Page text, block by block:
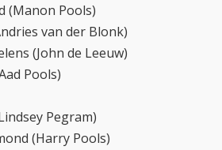
(Manon Pools)
van der Blonk)
(John de Leeuw)
Pools)
Pegram)
(Harry Pools)